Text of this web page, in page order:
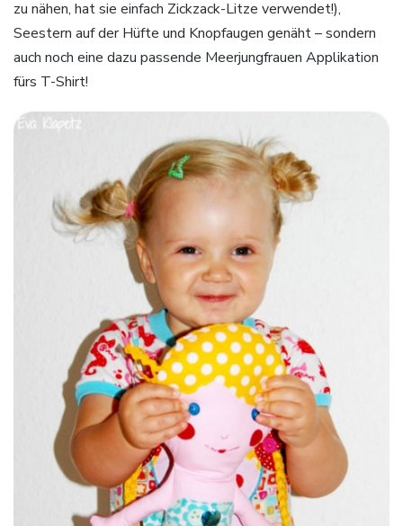
zu nähen, hat sie einfach Zickzack-Litze verwendet!),
Seestern auf der Hüfte und Knopfaugen genäht – sondern
auch noch eine dazu passende Meerjungfrauen Applikation
fürs T-Shirt!